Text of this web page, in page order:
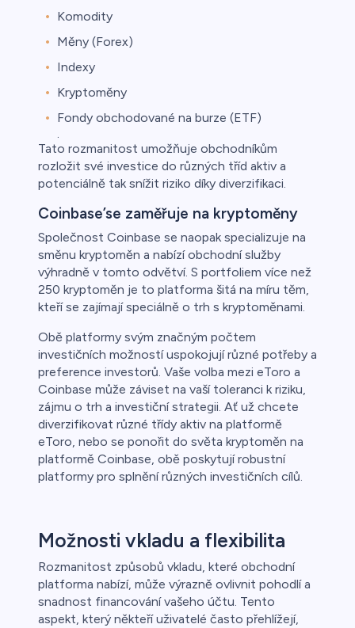
Komodity
Měny (Forex)
Indexy
Kryptoměny
Fondy obchodované na burze (ETF)
.
Tato rozmanitost umožňuje obchodníkům
rozložit své investice do různých tříd aktiv a
potenciálně tak snížit riziko díky diverzifikaci.
Coinbase’se zaměřuje na kryptoměny
Společnost Coinbase se naopak specializuje na
směnu kryptoměn a nabízí obchodní služby
výhradně v tomto odvětví. S portfoliem více než
250 kryptoměn je to platforma šitá na míru těm,
kteří se zajímají speciálně o trh s kryptoměnami.
Obě platformy svým značným počtem
investičních možností uspokojují různé potřeby a
preference investorů. Vaše volba mezi eToro a
Coinbase může záviset na vaší toleranci k riziku,
zájmu o trh a investiční strategii. Ať už chcete
diverzifikovat různé třídy aktiv na platformě
eToro, nebo se ponořit do světa kryptoměn na
platformě Coinbase, obě poskytují robustní
platformy pro splnění různých investičních cílů.
Možnosti vkladu a flexibilita
Rozmanitost způsobů vkladu, které obchodní
platforma nabízí, může výrazně ovlivnit pohodlí a
snadnost financování vašeho účtu. Tento
aspekt, který někteří uživatelé často přehlížejí,